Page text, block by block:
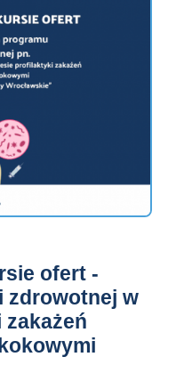
ofert -
zdrowotnej w